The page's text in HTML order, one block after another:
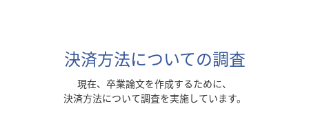
決済方法についての調査
現在、卒業論文を作成するために、
決済方法について調査を実施しています。